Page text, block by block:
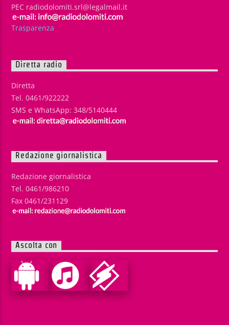
PEC radiodolomiti.srl@legalmail.it
Trasparenza
Diretta radio
Diretta
Tel. 0461/922222
SMS e WhatsApp: 348/5140444
Redazione giornalistica
Redazione giornalistica
Tel. 0461/986210
Fax 0461/231129
Ascolta con